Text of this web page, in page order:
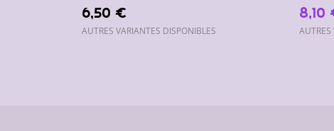
6,50 €
AUTRES VARIANTES DISPONIBLES
8,10
AUTRES